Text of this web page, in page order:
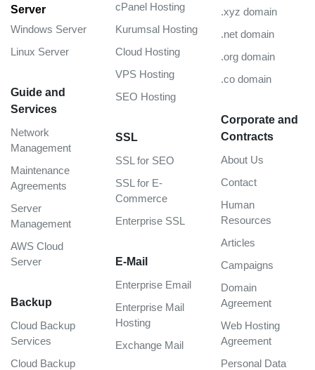
Server
Windows Server
Linux Server
Guide and
Services
Network
Management
Maintenance
Agreements
Server
Management
AWS Cloud
Server
Backup
Cloud Backup
Services
Cloud Backup
cPanel Hosting
Kurumsal Hosting
Cloud Hosting
VPS Hosting
SEO Hosting
SSL
SSL for SEO
SSL for E-
Commerce
Enterprise SSL
E-Mail
Enterprise Email
Enterprise Mail
Hosting
Exchange Mail
.xyz domain
.net domain
.org domain
.co domain
Corporate and
Contracts
About Us
Contact
Human
Resources
Articles
Campaigns
Domain
Agreement
Web Hosting
Agreement
Personal Data